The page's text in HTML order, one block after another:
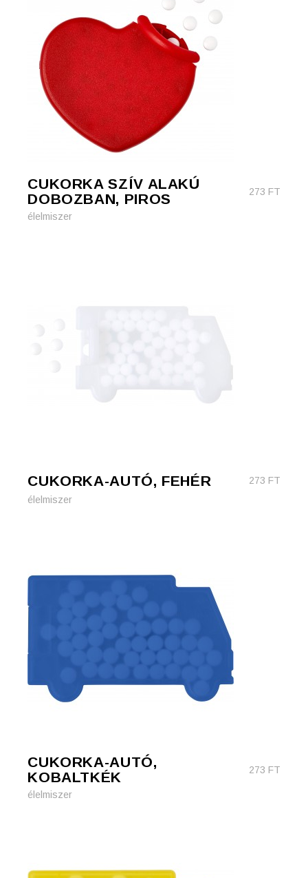
CUKORKA SZÍV ALAKÚ
DOBOZBAN, PIROS
273 FT
élelmiszer
CUKORKA-AUTÓ, FEHÉR 273 FT
élelmiszer
CUKORKA-AUTÓ,
KOBALTKÉK
273 FT
élelmiszer